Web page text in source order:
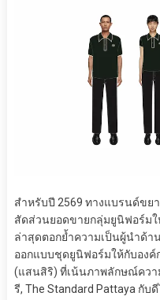
สำหรับปี 2569 ทางแบรนด์ขย
สัดส่วนยอดขายกลุ่มยูนิฟอร์มใ
ล่าสุดตอกย้ำความเป็นผู้นำด้า
ออกแบบชุดยูนิฟอร์มให้กับองค์
(แสนสิริ) ที่เน้นภาพลักษณ์คว
รี, The Standard Pattaya กั